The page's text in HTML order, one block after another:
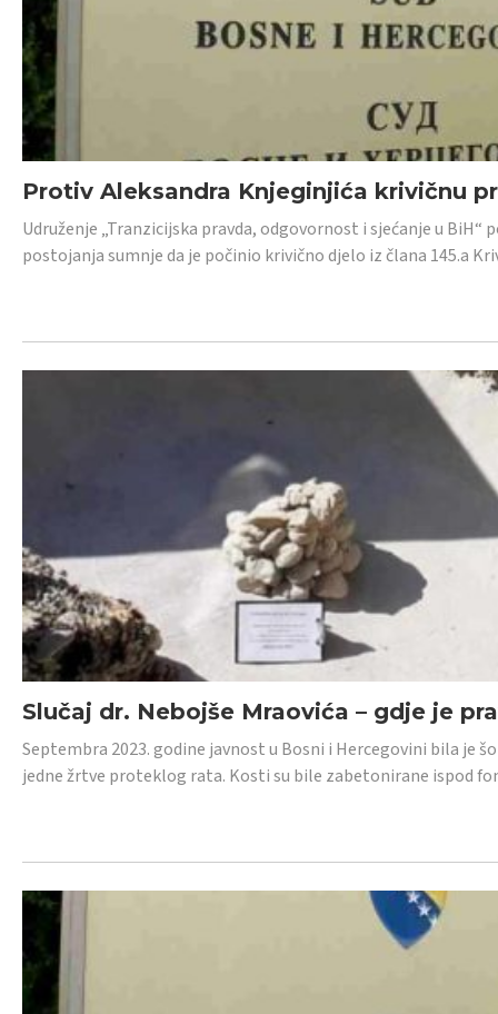
Protiv Aleksandra Knjeginjića krivičnu
Udruženje „Tranzicijska pravda, odgovornost i sjećanje u
postojanja sumnje da je počinio krivično djelo iz člana 145.a
Slučaj dr. Nebojše Mraovića – gdje je
Septembra 2023. godine javnost u Bosni i Hercegovini bila je
jedne žrtve proteklog rata. Kosti su bile zabetonirane ispod